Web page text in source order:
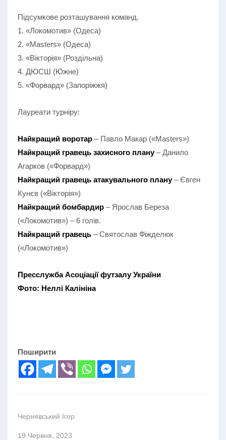
Підсумкове розташування команд.
1. «Локомотив» (Одеса)
2. «Masters» (Одеса)
3. «Вікторія» (Роздільна)
4. ДЮСШ (Южне)
5. «Форвард» (Запоріжжя)
Лауреати турніру:
Найкращий воротар – Павло Макар («Masters»)
Найкращий гравець захисного плану– Данило
Агарков («Форвард»)
Найкращий гравець атакувального плану– Євген
Кунєв («Вікторія»)
Найкращий бомбардир – Ярослав Береза
(«Локомотив») – 6 голів.
Найкращий гравець – Святослав Фіжделюк
(«Локомотив»)
Пресслужба Асоціації футзалу України
Фото: Неллі Калініна
Поширити
Чернявський Ігор
19 Червня, 2023